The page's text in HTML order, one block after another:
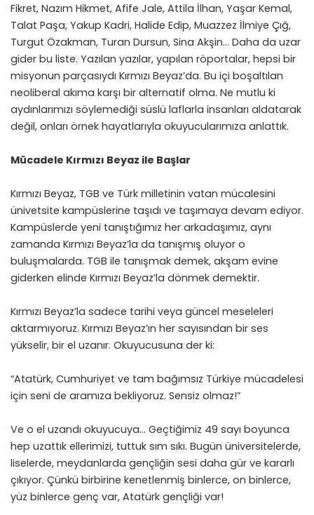
Fikret, Nazım Hikmet, Afife Jale, Attila İlhan, Yaşar Kemal,
Talat Paşa, Yakup Kadri, Halide Edip, Muazzez İlmiye Çığ,
Turgut Özakman, Turan Dursun, Sina Akşin… Daha da uzar
gider bu liste. Yazılan yazılar, yapılan röportalar, hepsi bir
misyonun parçasıydı Kırmızı Beyaz’da. Bu içi boşaltılan
neoliberal akıma karşı bir alternatif olma. Ne mutlu ki
aydınlarımızı söylemediği süslü laflarla insanları aldatarak
değil, onları örnek hayatlarıyla okuyucularımıza anlattık.
Mücadele Kırmızı Beyaz ile Başlar
Kırmızı Beyaz, TGB ve Türk milletinin vatan mücalesini
ünivetsite kampüslerine taşıdı ve taşımaya devam ediyor.
Kampüslerde yeni tanıştığımız her arkadaşımız, aynı
zamanda Kırmızı Beyaz’la da tanışmış oluyor o
buluşmalarda. TGB ile tanışmak demek, akşam evine
giderken elinde Kırmızı Beyaz’la dönmek demektir.
Kırmızı Beyaz’la sadece tarihi veya güncel meseleleri
aktarmıyoruz. Kırmızı Beyaz’ın her sayısından bir ses
yükselir, bir el uzanır. Okuyucusuna der ki:
“Atatürk, Cumhuriyet ve tam bağımsız Türkiye mücadelesi
için seni de aramıza bekliyoruz. Sensiz olmaz!”
Ve o el uzandı okuyucuya… Geçtiğimiz 49 sayı boyunca
hep uzattık ellerimizi, tuttuk sım sıkı. Bugün üniversitelerde,
liselerde, meydanlarda gençliğin sesi daha gür ve kararlı
çıkıyor. Çünkü birbirine kenetlenmiş binlerce, on binlerce,
yüz binlerce genç var, Atatürk gençliği var!